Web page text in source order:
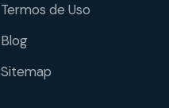
Termos de Uso
Blog
Sitemap